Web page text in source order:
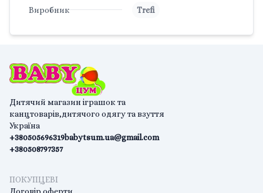
Виробник Trefi
Дитячий магазин іграшок та
канцтоварів,дитячого одягу та взуття
Україна
+380505696319
+380508797357
babytsum.ua@gmail.com
ПОКУПЦЕВІ